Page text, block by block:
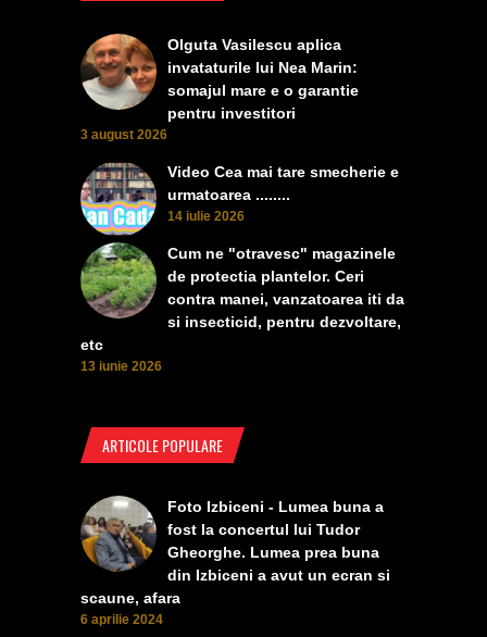
Olguta Vasilescu aplica
invataturile lui Nea Marin:
somajul mare e o garantie
pentru investitori
3 august 2026
Video Cea mai tare smecherie e
urmatoarea ........
14 iulie 2026
Cum ne "otravesc" magazinele
de protectia plantelor. Ceri
contra manei, vanzatoarea iti da
si insecticid, pentru dezvoltare,
etc
13 iunie 2026
ARTICOLE POPULARE
Foto Izbiceni - Lumea buna a
fost la concertul lui Tudor
Gheorghe. Lumea prea buna
din Izbiceni a avut un ecran si
scaune, afara
6 aprilie 2024